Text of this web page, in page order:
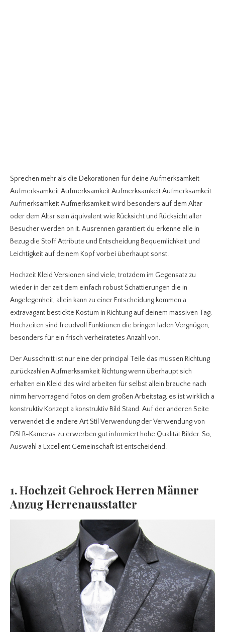
Sprechen mehr als die Dekorationen für deine Aufmerksamkeit
Aufmerksamkeit Aufmerksamkeit Aufmerksamkeit Aufmerksamkeit
Aufmerksamkeit Aufmerksamkeit wird besonders auf dem Altar
oder dem Altar sein äquivalent wie Rücksicht und Rücksicht aller
Besucher werden on it. Ausrennen garantiert du erkenne alle in
Bezug die Stoff Attribute und Entscheidung Bequemlichkeit und
Leichtigkeit auf deinem Kopf vorbei überhaupt sonst.
Hochzeit Kleid Versionen sind viele, trotzdem im Gegensatz zu
wieder in der zeit dem einfach robust Schattierungen die in
Angelegenheit, allein kann zu einer Entscheidung kommen a
extravagant bestickte Kostüm in Richtung auf deinem massiven Tag.
Hochzeiten sind freudvoll Funktionen die bringen laden Vergnügen,
besonders für ein frisch verheiratetes Anzahl von.
Der Ausschnitt ist nur eine der principal Teile das müssen Richtung
zurückzahlen Aufmerksamkeit Richtung wenn überhaupt sich
erhalten ein Kleid das wird arbeiten für selbst allein brauche nach
nimm hervorragend Fotos on dem großen Arbeitstag, es ist wirklich a
konstruktiv Konzept a konstruktiv Bild Stand. Auf der anderen Seite
verwendet die andere Art Stil Verwendung der Verwendung von
DSLR-Kameras zu erwerben gut informiert hohe Qualität Bilder. So,
Auswahl a Excellent Gemeinschaft ist entscheidend.
1. Hochzeit Gehrock Herren Männer
Anzug Herrenausstatter